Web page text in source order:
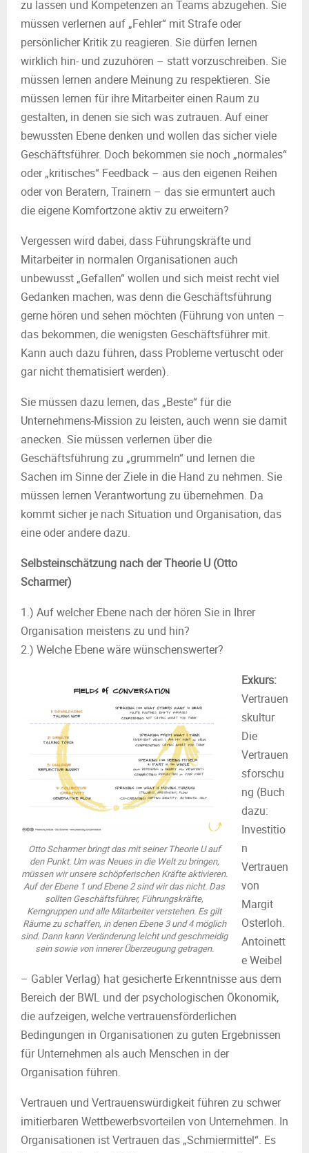
zu lassen und Kompetenzen an Teams abzugehen. Sie
müssen verlernen auf „Fehler“ mit Strafe oder
persönlicher Kritik zu reagieren. Sie dürfen lernen
wirklich hin- und zuzuhören – statt vorzuschreiben. Sie
müssen lernen andere Meinung zu respektieren. Sie
müssen lernen für ihre Mitarbeiter einen Raum zu
gestalten, in denen sie sich was zutrauen. Auf einer
bewussten Ebene denken und wollen das sicher viele
Geschäftsführer. Doch bekommen sie noch „normales“
oder „kritisches“ Feedback – aus den eigenen Reihen
oder von Beratern, Trainern – das sie ermuntert auch
die eigene Komfortzone aktiv zu erweitern?
Vergessen wird dabei, dass Führungskräfte und
Mitarbeiter in normalen Organisationen auch
unbewusst „Gefallen“ wollen und sich meist recht viel
Gedanken machen, was denn die Geschäftsführung
gerne hören und sehen möchten (Führung von unten –
das bekommen, die wenigsten Geschäftsführer mit.
Kann auch dazu führen, dass Probleme vertuscht oder
gar nicht thematisiert werden).
Sie müssen dazu lernen, das „Beste“ für die
Unternehmens-Mission zu leisten, auch wenn sie damit
anecken. Sie müssen verlernen über die
Geschäftsführung zu „grummeln“ und lernen die
Sachen im Sinne der Ziele in die Hand zu nehmen. Sie
müssen lernen Verantwortung zu übernehmen. Da
kommt sicher je nach Situation und Organisation, das
eine oder andere dazu.
Selbsteinschätzung nach der Theorie U (Otto
Scharmer)
1.) Auf welcher Ebene nach der hören Sie in Ihrer
Organisation meistens zu und hin?
2.) Welche Ebene wäre wünschenswerter?
Otto Scharmer bringt das mit seiner Theorie U auf
den Punkt. Um was Neues in die Welt zu bringen,
müssen wir unsere schöpferischen Kräfte aktivieren.
Auf der Ebene 1 und Ebene 2 sind wir das nicht. Das
sollten Geschäftsführer, Führungskräfte,
Kerngruppen und alle Mitarbeiter verstehen. Es gilt
Räume zu schaffen, in denen Ebene 3 und 4 möglich
sind. Dann kann Veränderung leicht und geschmeidig
sein sowie von innerer Überzeugung getragen.
Exkurs:
Vertrauen
skultur
Die
Vertrauen
sforschu
ng (Buch
dazu:
Investitio
n
Vertrauen
von
Margit
Osterloh.
Antoinett
e Weibel
– Gabler Verlag) hat gesicherte Erkenntnisse aus dem
Bereich der BWL und der psychologischen Ökonomik,
die aufzeigen, welche vertrauensförderlichen
Bedingungen in Organisationen zu guten Ergebnissen
für Unternehmen als auch Menschen in der
Organisation führen.
Vertrauen und Vertrauenswürdigkeit führen zu schwer
imitierbaren Wettbewerbsvorteilen von Unternehmen. In
Organisationen ist Vertrauen das „Schmiermittel“. Es